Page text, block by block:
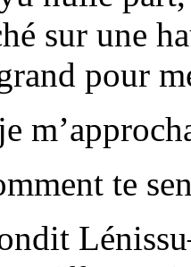
sur une
pour
te